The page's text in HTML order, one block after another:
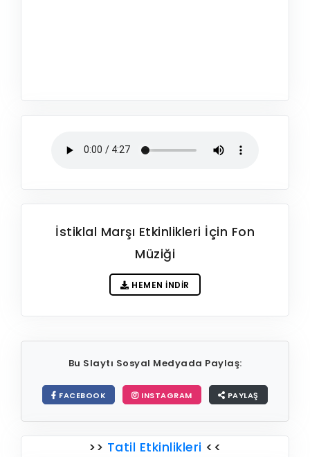
İstiklal Marşı Etkinlikleri İçin Fon
Müziği
HEMEN İNDIR
Bu Slaytı Sosyal Medyada Paylaş:
FACEBOOK INSTAGRAM PAYLAŞ
>> Tatil Etkinlikleri <<